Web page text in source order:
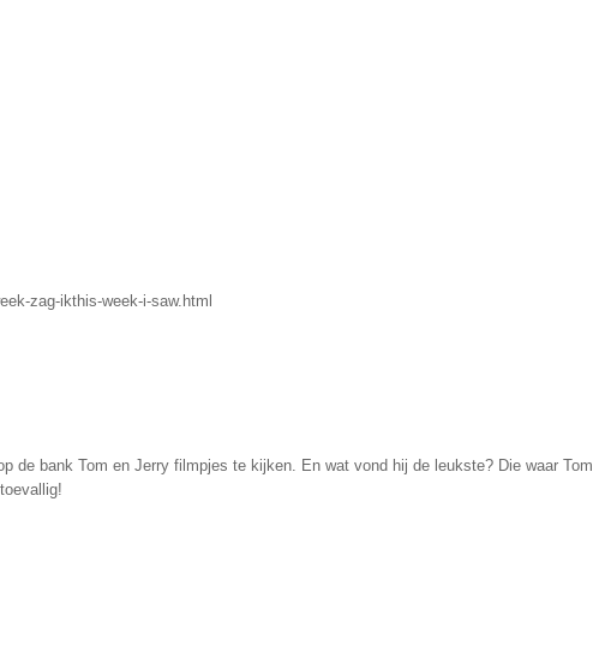
zag-ikthis-week-i-saw.html
de bank Tom en Jerry filmpjes te kijken. En wat vond hij de leukste? Die waar Tom